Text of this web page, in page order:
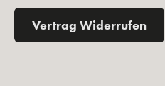
Vertrag Widerrufen